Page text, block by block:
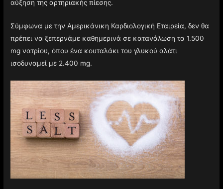
αύξηση της αρτηριακής πίεσης.
Σύμφωνα με την Αμερικάνικη Καρδιολογική Εταιρεία, δεν θα
πρέπει να ξεπερνάμε καθημερινά σε κατανάλωση τα 1.500
mg νατρίου, όπου ένα κουταλάκι του γλυκού αλάτι
ισοδυναμεί με 2.400 mg.